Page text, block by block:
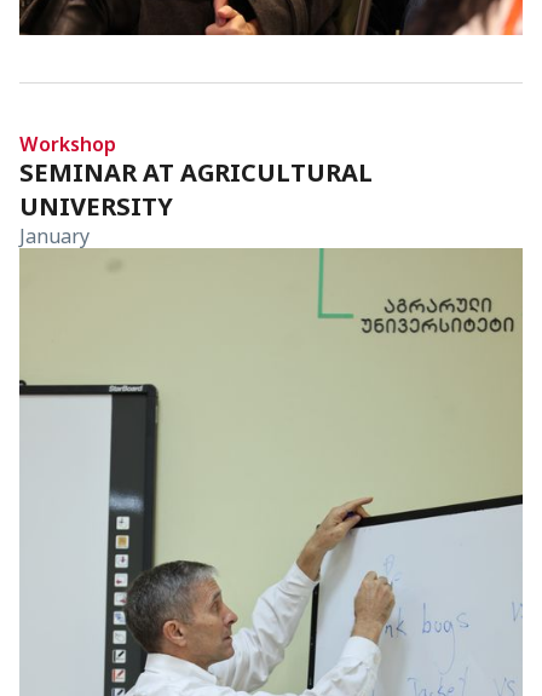
Workshop
SEMINAR AT AGRICULTURAL
UNIVERSITY
January